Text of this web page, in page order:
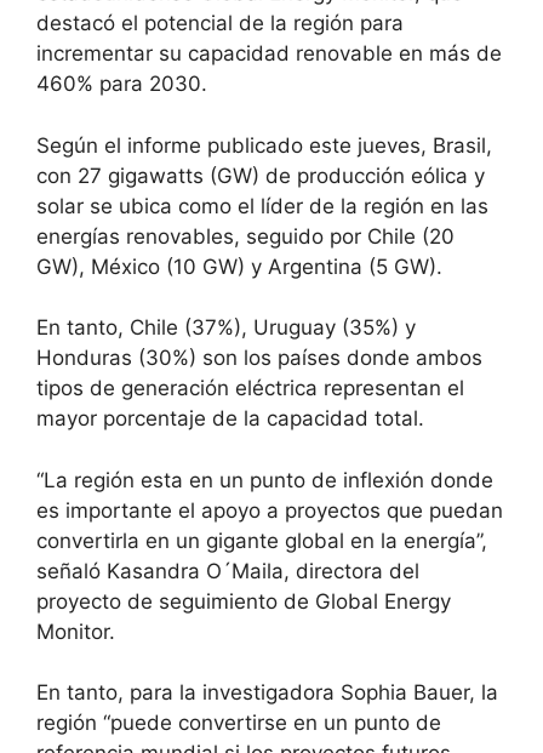
destacó el potencial de la región para
incrementar su capacidad renovable en más de
460% para 2030.
Según el informe publicado este jueves, Brasil,
con 27 gigawatts (GW) de producción eólica y
solar se ubica como el líder de la región en las
energías renovables, seguido por Chile (20
GW), México (10 GW) y Argentina (5 GW).
En tanto, Chile (37%), Uruguay (35%) y
Honduras (30%) son los países donde ambos
tipos de generación eléctrica representan el
mayor porcentaje de la capacidad total.
“La región esta en un punto de inflexión donde
es importante el apoyo a proyectos que puedan
convertirla en un gigante global en la energía”,
señaló Kasandra O´Maila, directora del
proyecto de seguimiento de Global Energy
Monitor.
En tanto, para la investigadora Sophia Bauer, la
región “puede convertirse en un punto de